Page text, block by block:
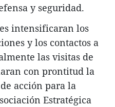
y seguridad.
intensificaran los
y los contactos a
las visitas de
con prontitud la
acción para la
Estratégica